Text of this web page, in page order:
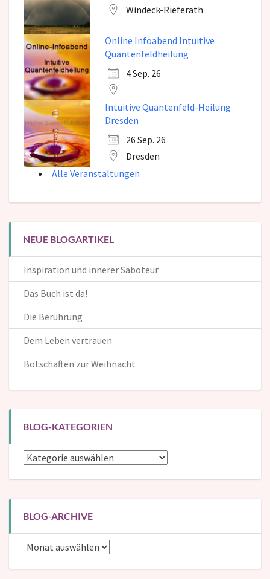
Windeck-Rieferath
Online Infoabend Intuitive
Quantenfeldheilung
4 Sep. 26
Intuitive Quantenfeld-Heilung
Dresden
26 Sep. 26
Dresden
Alle Veranstaltungen
NEUE BLOGARTIKEL
Inspiration und innerer Saboteur
Das Buch ist da!
Die Berührung
Dem Leben vertrauen
Botschaften zur Weihnacht
BLOG-KATEGORIEN
Blog-
BLOG-ARCHIVE
Blog-